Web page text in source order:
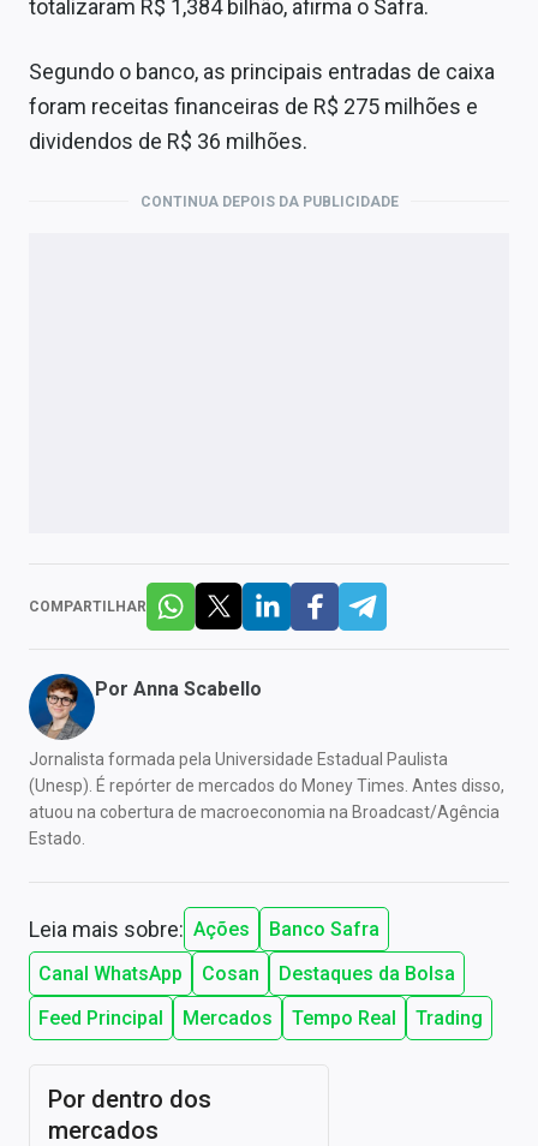
totalizaram R$ 1,384 bilhão, afirma o Safra.
Segundo o banco, as principais entradas de caixa
foram receitas financeiras de R$ 275 milhões e
dividendos de R$ 36 milhões.
CONTINUA DEPOIS DA PUBLICIDADE
COMPARTILHAR
Por Anna Scabello
Jornalista formada pela Universidade Estadual Paulista
(Unesp). É repórter de mercados do Money Times. Antes disso,
atuou na cobertura de macroeconomia na Broadcast/Agência
Estado.
Leia mais sobre: Ações
Banco Safra
Canal WhatsApp
Cosan
Destaques da Bolsa
Feed Principal
Mercados Tempo Real Trading
Por dentro dos
mercados